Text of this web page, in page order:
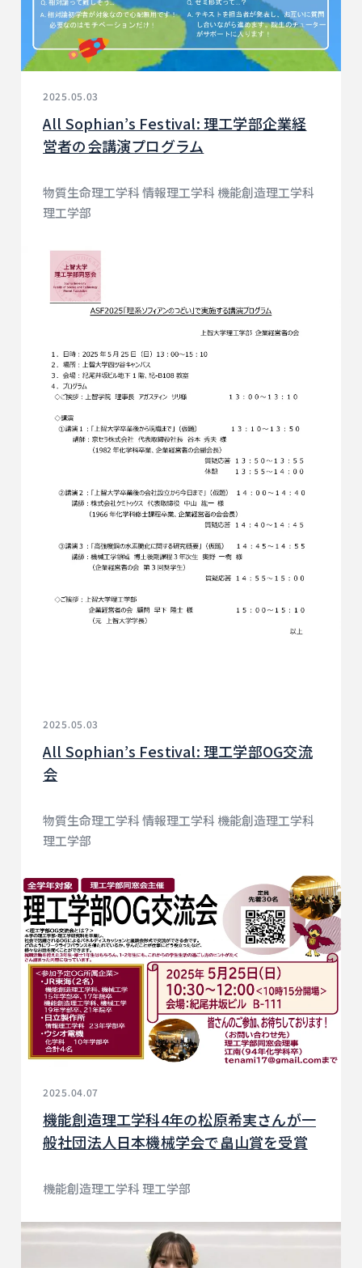
2025.05.03
All Sophian’s Festival: 理工学部企業経
営者の会講演プログラム
物質生命理工学科 情報理工学科 機能創造理工学科
理工学部
2025.05.03
All Sophian’s Festival: 理工学部OG交流
会
物質生命理工学科 情報理工学科 機能創造理工学科
理工学部
2025.04.07
機能創造理工学科4年の松原希実さんが一
般社団法人日本機械学会で畠山賞を受賞
機能創造理工学科 理工学部